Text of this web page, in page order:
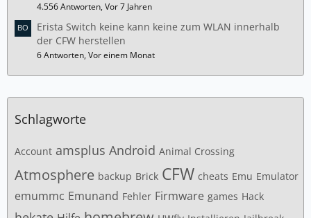
4.556 Antworten, Vor 7 Jahren
Erista Switch keine kann keine zum WLAN innerhalb
der CFW herstellen
6 Antworten, Vor einem Monat
Schlagworte
Account amsplus Android Animal Crossing
Atmosphere backup Brick CFW cheats Emu Emulator
emummc Emunand Fehler Firmware games Hack